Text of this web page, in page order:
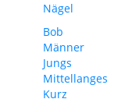
Nägel
Bob
Männer
Jungs
Mittellanges
Kurz